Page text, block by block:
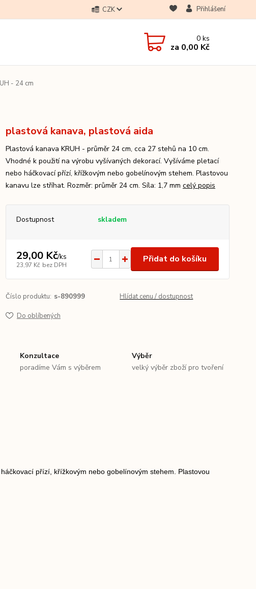
CZK Přihlášení
0ks
za 0,00 Kč
- 24 cm
plastová kanava, plastová aida
Plastová kanava KRUH - průměr 24 cm, cca 27 stehů na 10 cm.
Vhodné k použití na výrobu vyšívaných dekorací. Vyšíváme pletací
nebo háčkovací přízí, křížkovým nebo gobelínovým stehem. Plastovou
kanavu lze stříhat. Rozměr: průměr 24 cm. Síla: 1,7 mm celý popis
Dostupnost skladem
29,00 Kč/ks
23,97 Kč bez DPH
Přidat do košíku
Číslo produktu: s-890999 Hlídat cenu / dostupnost
Do oblíbených
Konzultace
poradíme Vám s výběrem
Výběr
velký výběr zboží pro tvoření
přízí, křížkovým nebo gobelínovým stehem. Plastovou